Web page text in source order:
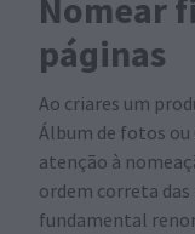
Nomear
páginas
Ao criares um
Álbum de fotos
atenção à
ordem correta das
fundamental